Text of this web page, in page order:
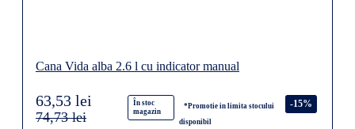
Cana Vida alba 2.6 l cu indicator manual
În stoc
magazin
*Promotie in limita stocului
disponibil
-15%
63,53 lei
74,73 lei